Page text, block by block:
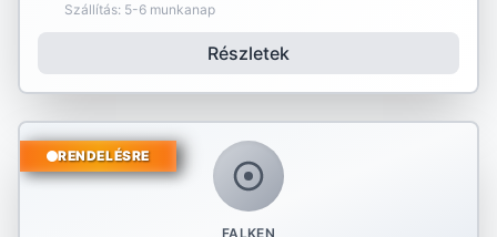
Szállítás: 5-6 munkanap
Részletek
FALKEN
RENDELÉSRE